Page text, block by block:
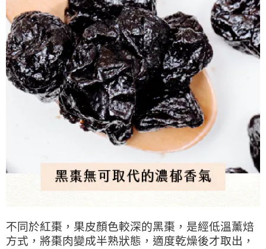
不同於紅棗，果皮顏色較深的黑棗，是經低溫薰焙
方式，將棗肉變成半熟狀態，適度乾燥後才取出，